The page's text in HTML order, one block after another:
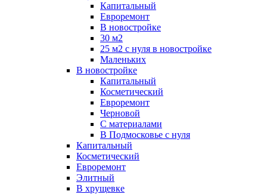
Капитальный
Евроремонт
В новостройке
30 м2
25 м2 с нуля в новостройке
Маленьких
В новостройке
Капитальный
Косметический
Евроремонт
Черновой
С материалами
В Подмосковье с нуля
Капитальный
Косметический
Евроремонт
Элитный
В хрущевке